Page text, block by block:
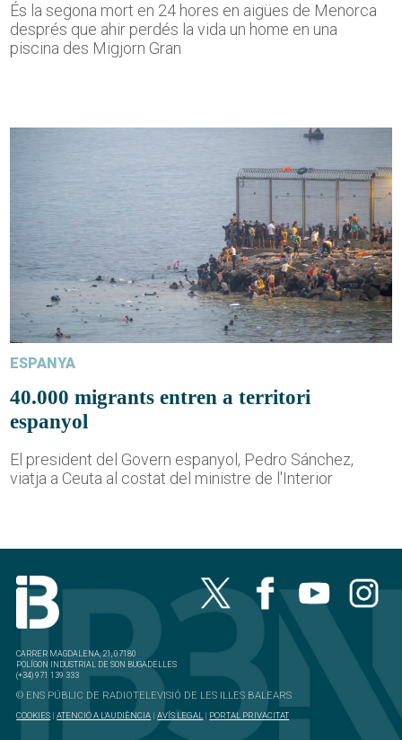
És la segona mort en 24 hores en aigües de Menorca
després que ahir perdés la vida un home en una
piscina des Migjorn Gran
ESPANYA
40.000 migrants entren a territori
espanyol
El president del Govern espanyol, Pedro Sánchez,
viatja a Ceuta al costat del ministre de l'Interior
CARRER MAGDALENA, 21, 07180
POLÍGON INDUSTRIAL DE SON BUGADELLES
(+34) 971 139 333
© ENS PÚBLIC DE RADIOTELEVISIÓ DE LES ILLES BALEARS
COOKIES |ATENCIÓ A L'AUDIÈNCIA |AVÍS LEGAL | PORTAL PRIVACITAT